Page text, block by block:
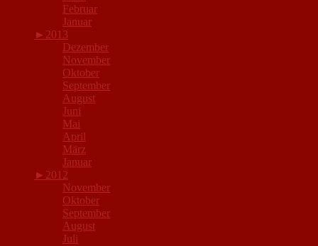
Februar
Januar
► 2013
Dezember
November
Oktober
September
August
Juni
Mai
April
März
Januar
► 2012
November
Oktober
September
August
Juli